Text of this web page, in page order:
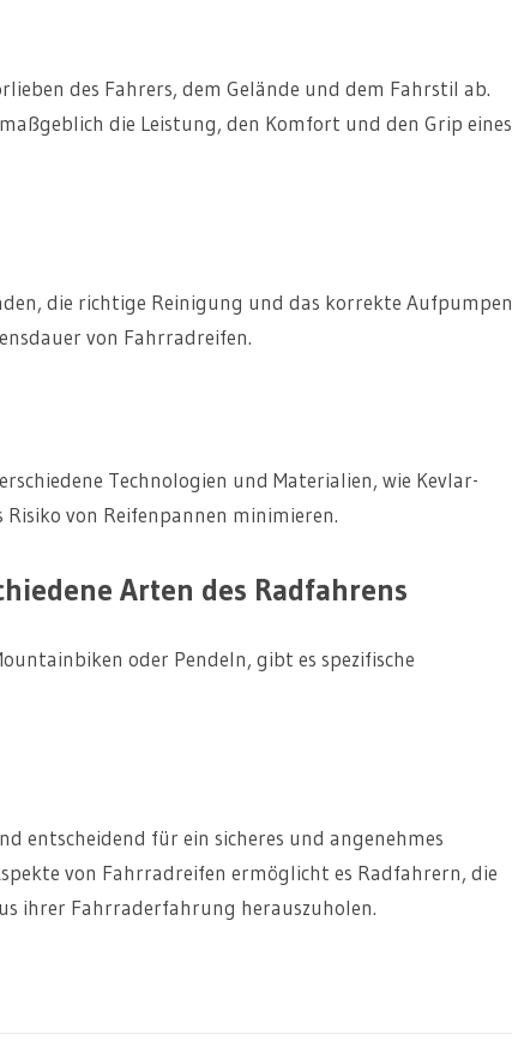
des Fahrers, dem Gelände und dem Fahrstil ab.
die Leistung, den Komfort und den Grip eines
die richtige Reinigung und das korrekte Aufpumpen
von Fahrradreifen.
Technologien und Materialien, wie Kevlar-
von Reifenpannen minimieren.
Arten des Radfahrens
oder Pendeln, gibt es spezifische
entscheidend für ein sicheres und angenehmes
von Fahrradreifen ermöglicht es Radfahrern, die
ihrer Fahrraderfahrung herauszuholen.